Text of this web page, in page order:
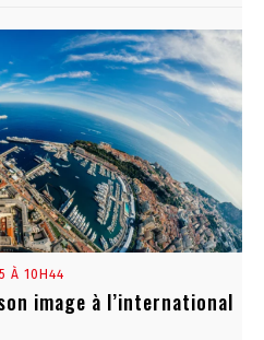
À 10H44
image à l’international